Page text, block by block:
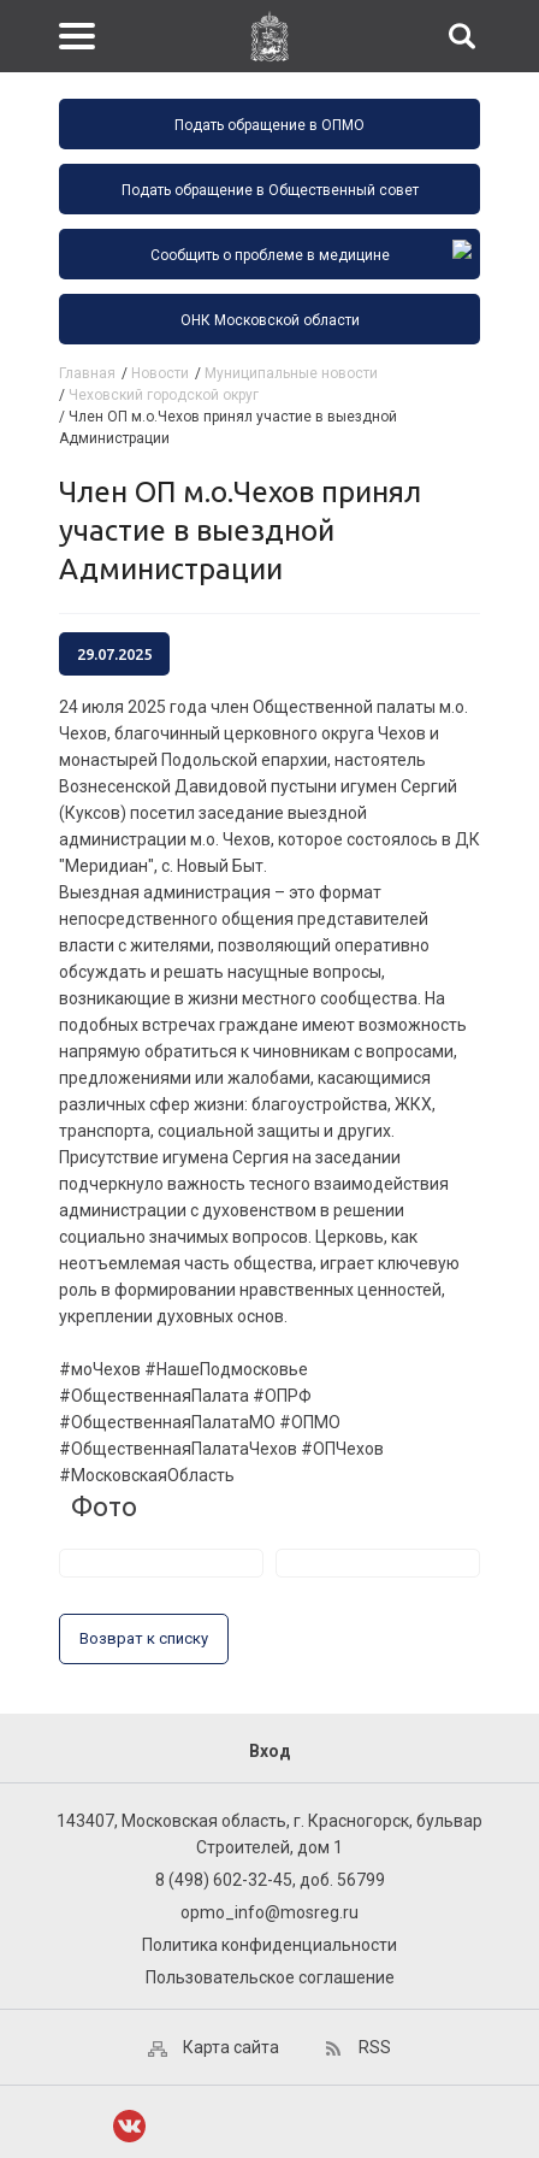
Подать обращение в ОПМО
Подать обращение в Общественный совет
Сообщить о проблеме в медицине
ОНК Московской области
Главная / Новости / Муниципальные новости
/ Чеховский городской округ
/ Член ОП м.о.Чехов принял участие в выездной
Администрации
Член ОП м.о.Чехов принял
участие в выездной
Администрации
29.07.2025
24 июля 2025 года член Общественной палаты м.о.
Чехов, благочинный церковного округа Чехов и
монастырей Подольской епархии, настоятель
Вознесенской Давидовой пустыни игумен Сергий
(Куксов) посетил заседание выездной
администрации м.о. Чехов, которое состоялось в ДК
"Меридиан", с. Новый Быт.
Выездная администрация – это формат
непосредственного общения представителей
власти с жителями, позволяющий оперативно
обсуждать и решать насущные вопросы,
возникающие в жизни местного сообщества. На
подобных встречах граждане имеют возможность
напрямую обратиться к чиновникам с вопросами,
предложениями или жалобами, касающимися
различных сфер жизни: благоустройства, ЖКХ,
транспорта, социальной защиты и других.
Присутствие игумена Сергия на заседании
подчеркнуло важность тесного взаимодействия
администрации с духовенством в решении
социально значимых вопросов. Церковь, как
неотъемлемая часть общества, играет ключевую
роль в формировании нравственных ценностей,
укреплении духовных основ.
#моЧехов #НашеПодмосковье
#ОбщественнаяПалата #ОПРФ
#ОбщественнаяПалатаМО #ОПМО
#ОбщественнаяПалатаЧехов #ОПЧехов
#МосковскаяОбласть
Фото
Возврат к списку
Вход
143407, Московская область, г. Красногорск, бульвар
Строителей, дом 1
8 (498) 602-32-45, доб. 56799
opmo_info@mosreg.ru
Политика конфиденциальности
Пользовательское соглашение
Карта сайта RSS